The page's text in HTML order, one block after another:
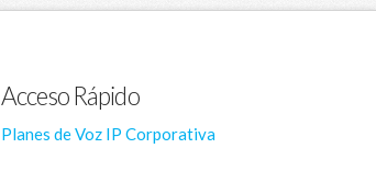
Acceso Rápido
Planes de Voz IP Corporativa